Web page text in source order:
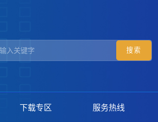
下载专区 服务热线